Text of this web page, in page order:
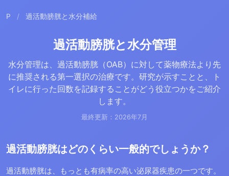
P / 過活動膀胱と水分補給
過活動膀胱と水分管理
水分管理は、過活動膀胱（OAB）に対して薬物療法より先
に推奨される第一選択の治療です。研究が示すことと、ト
イレに行った回数を記録することがどう役立つかをご紹介
します。
最終更新：2026年7月
過活動膀胱はどのくらい一般的でしょうか？
過活動膀胱は、もっとも有病率の高い泌尿器疾患の一つです。